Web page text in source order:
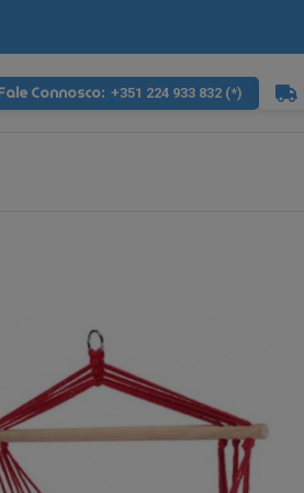
Connosco: +351 224 933 832 (*)